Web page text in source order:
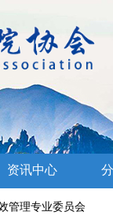
资讯中心
管理专业委员会